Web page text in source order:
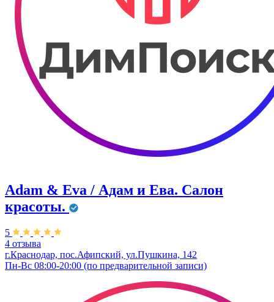
Adam & Eva / Адам и Ева. Салон
красоты.
5
4 отзыва
г.Краснодар, пос.Афипский, ул.Пушкина, 142
Пн-Вс 08:00-20:00 (по предварительной записи)